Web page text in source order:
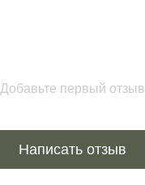
Добавьте первый отзыв
Написать отзыв